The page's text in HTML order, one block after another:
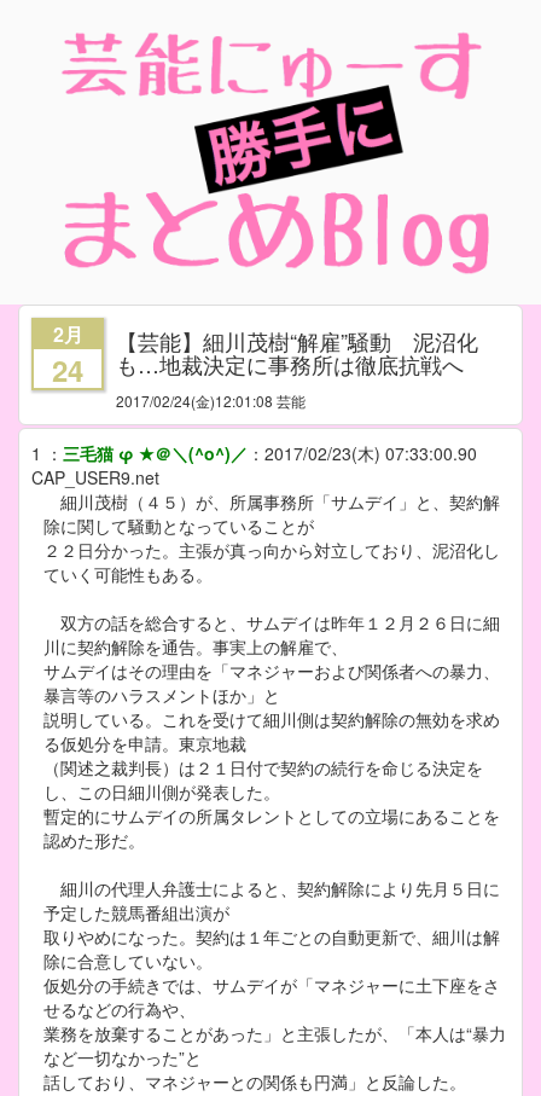
2月
24
【芸能】細川茂樹“解雇”騒動 泥沼化
も…地裁決定に事務所は徹底抗戦へ
2017/02/24(金)12:01:08 芸能
1 ： 三毛猫 φ ★＠＼(^o^)／ ： 2017/02/23(木) 07:33:00.90
CAP_USER9.net
細川茂樹（４５）が、所属事務所「サムデイ」と、契約解
除に関して騒動となっていることが
２２日分かった。主張が真っ向から対立しており、泥沼化し
ていく可能性もある。
双方の話を総合すると、サムデイは昨年１２月２６日に細
川に契約解除を通告。事実上の解雇で、
サムデイはその理由を「マネジャーおよび関係者への暴力、
暴言等のハラスメントほか」と
説明している。これを受けて細川側は契約解除の無効を求め
る仮処分を申請。東京地裁
（関述之裁判長）は２１日付で契約の続行を命じる決定を
し、この日細川側が発表した。
暫定的にサムデイの所属タレントとしての立場にあることを
認めた形だ。
細川の代理人弁護士によると、契約解除により先月５日に
予定した競馬番組出演が
取りやめになった。契約は１年ごとの自動更新で、細川は解
除に合意していない。
仮処分の手続きでは、サムデイが「マネジャーに土下座をさ
せるなどの行為や、
業務を放棄することがあった」と主張したが、「本人は“暴力
など一切なかった”と
話しており、マネジャーとの関係も円満」と反論した。